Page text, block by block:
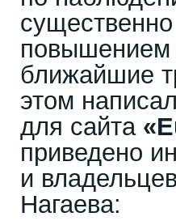
повышением
ближайшие
этом
для сайта
приведено
и
Нагаева: